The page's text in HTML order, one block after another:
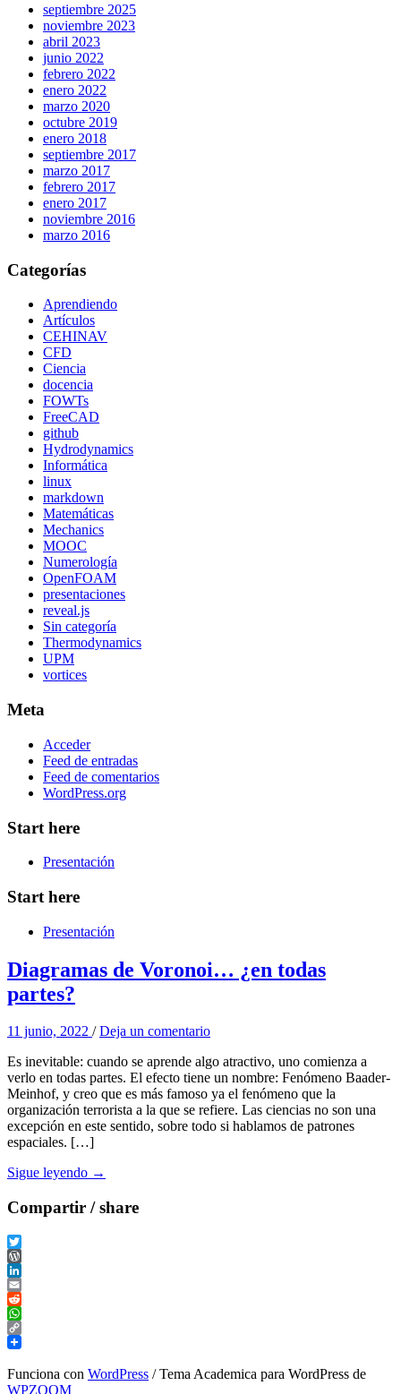
septiembre 2025
noviembre 2023
abril 2023
junio 2022
febrero 2022
enero 2022
marzo 2020
octubre 2019
enero 2018
septiembre 2017
marzo 2017
febrero 2017
enero 2017
noviembre 2016
marzo 2016
Categorías
Aprendiendo
Artículos
CEHINAV
CFD
Ciencia
docencia
FOWTs
FreeCAD
github
Hydrodynamics
Informática
linux
markdown
Matemáticas
Mechanics
MOOC
Numerología
OpenFOAM
presentaciones
reveal.js
Sin categoría
Thermodynamics
UPM
vortices
Meta
Acceder
Feed de entradas
Feed de comentarios
WordPress.org
Start here
Presentación
Start here
Presentación
Diagramas de Voronoi… ¿en todas
partes?
11 junio, 2022 /Deja un comentario
Es inevitable: cuando se aprende algo atractivo, uno comienza a
verlo en todas partes. El efecto tiene un nombre: Fenómeno Baader-
Meinhof, y creo que es más famoso ya el fenómeno que la
organización terrorista a la que se refiere. Las ciencias no son una
excepción en este sentido, sobre todo si hablamos de patrones
espaciales. […]
Sigue leyendo →
Compartir / share
Twitter
WordPress
LinkedIn
Email
Reddit
WhatsApp
Copy
Funciona con WordPress / Tema Academica para WordPress de
WPZOOM